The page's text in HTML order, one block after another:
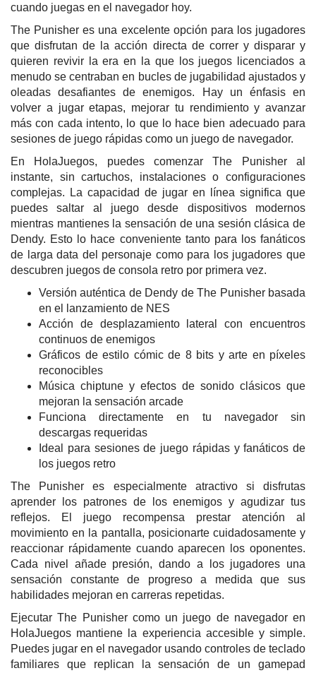
cuando juegas en el navegador hoy.
The Punisher es una excelente opción para los jugadores
que disfrutan de la acción directa de correr y disparar y
quieren revivir la era en la que los juegos licenciados a
menudo se centraban en bucles de jugabilidad ajustados y
oleadas desafiantes de enemigos. Hay un énfasis en
volver a jugar etapas, mejorar tu rendimiento y avanzar
más con cada intento, lo que lo hace bien adecuado para
sesiones de juego rápidas como un juego de navegador.
En HolaJuegos, puedes comenzar The Punisher al
instante, sin cartuchos, instalaciones o configuraciones
complejas. La capacidad de jugar en línea significa que
puedes saltar al juego desde dispositivos modernos
mientras mantienes la sensación de una sesión clásica de
Dendy. Esto lo hace conveniente tanto para los fanáticos
de larga data del personaje como para los jugadores que
descubren juegos de consola retro por primera vez.
Versión auténtica de Dendy de The Punisher basada
en el lanzamiento de NES
Acción de desplazamiento lateral con encuentros
continuos de enemigos
Gráficos de estilo cómic de 8 bits y arte en píxeles
reconocibles
Música chiptune y efectos de sonido clásicos que
mejoran la sensación arcade
Funciona directamente en tu navegador sin
descargas requeridas
Ideal para sesiones de juego rápidas y fanáticos de
los juegos retro
The Punisher es especialmente atractivo si disfrutas
aprender los patrones de los enemigos y agudizar tus
reflejos. El juego recompensa prestar atención al
movimiento en la pantalla, posicionarte cuidadosamente y
reaccionar rápidamente cuando aparecen los oponentes.
Cada nivel añade presión, dando a los jugadores una
sensación constante de progreso a medida que sus
habilidades mejoran en carreras repetidas.
Ejecutar The Punisher como un juego de navegador en
HolaJuegos mantiene la experiencia accesible y simple.
Puedes jugar en el navegador usando controles de teclado
familiares que replican la sensación de un gamepad